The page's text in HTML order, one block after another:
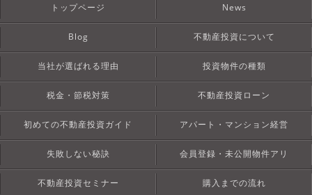
トップページ News
Blog 不動産投資について
当社が選ばれる理由 投資物件の種類
税金・節税対策 不動産投資ローン
初めての不動産投資ガイド アパート・マンション経営
失敗しない秘訣 会員登録・未公開物件アリ
不動産投資セミナー 購入までの流れ